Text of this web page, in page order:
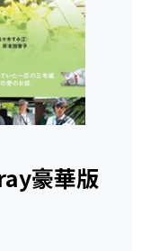
豪華版